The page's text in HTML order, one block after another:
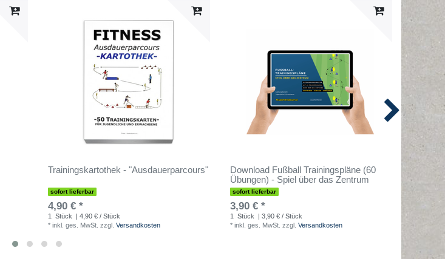
Trainingskartothek - "Ausdauerparcours"
sofort lieferbar
4,90 € *
1 Stück
| 4,90 € / Stück
* inkl. ges. MwSt. zzgl. Versandkosten
Download Fußball Trainingspläne (60
Übungen) - Spiel über das Zentrum
sofort lieferbar
3,90 € *
1 Stück
| 3,90 € / Stück
* inkl. ges. MwSt. zzgl. Versandkosten
3,90 €